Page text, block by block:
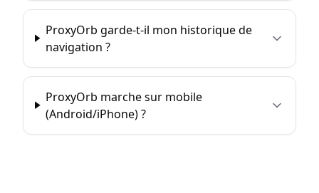
ProxyOrb garde-t-il mon historique de
navigation ?
ProxyOrb marche sur mobile
(Android/iPhone) ?